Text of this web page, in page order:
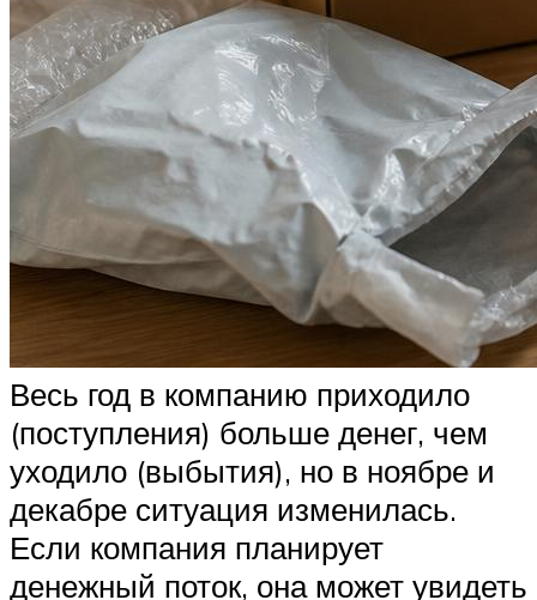
Весь год в компанию приходило
(поступления) больше денег, чем
уходило (выбытия), но в ноябре и
декабре ситуация изменилась.
Если компания планирует
денежный поток, она может увидеть